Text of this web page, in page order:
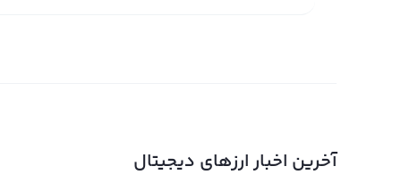
پول ارز دیجیتال خود نگهداری کنید. اندازه بلاک‌‌های
آخرین اخبار ارزهای دیجیتال